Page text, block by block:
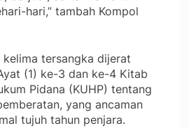
hari,” tambah Kompol
tersangka dijerat
(1) ke-3 dan ke-4 Kitab
Pidana (KUHP) tentang
yang ancaman
tujuh tahun penjara.